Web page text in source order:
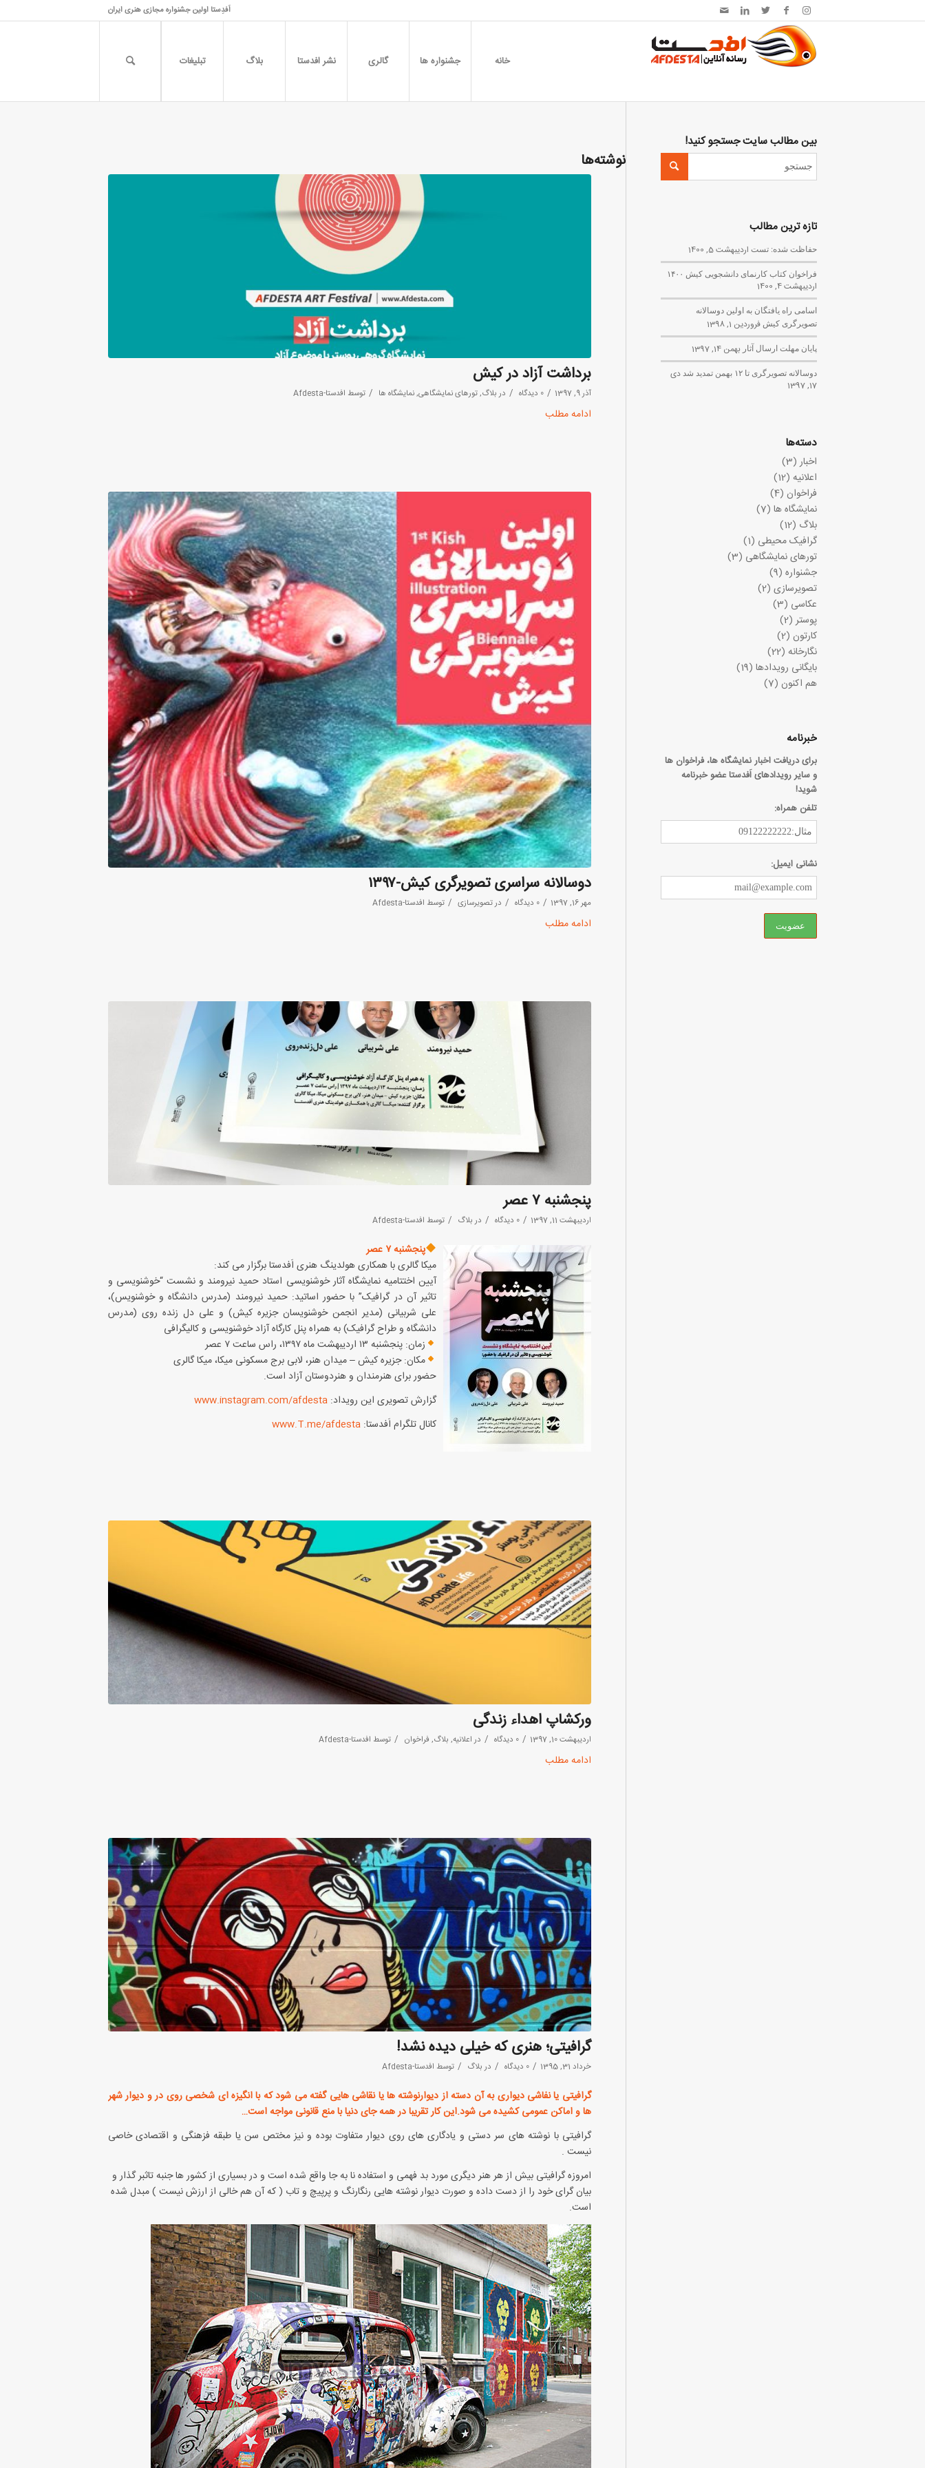
اَفدِستا اولین جشنواره مجازی هنری ایران
خانه جشنواره ها گالری نشر افدستا بلاگ تبلیغات
نوشته‌ها
برداشت آزاد در کیش
آذر 9, 1397 / 0 دیدگاه / در بلاگ,تورهای نمایشگاهی,نمایشگاه ها / توسط افدستا-Afdesta
ادامه مطلب
دوسالانه سراسری تصویرگری کیش-۱۳۹۷
مهر 16, 1397 / 0 دیدگاه / درتصویرسازی / توسط افدستا-Afdesta
ادامه مطلب
پنجشنبه ۷ عصر
اردیبهشت 11, 1397 / 0 دیدگاه / دربلاگ / توسط افدستا-Afdesta
پنجشنبه ۷ عصر
میکا گالری با همکاری هولدینگ هنری اَفدستا برگزار می کند:
آیین اختتامیه نمایشگاه آثار خوشنویسی استاد حمید نیرومند و نشست “خوشنویسی و
تاثیر آن در گرافیک” با حضور اساتید: حمید نیرومند (مدرس دانشگاه و خوشنویس)،
علی شربیانی (مدیر انجمن خوشنویسان جزیره کیش) و علی دل زنده روی (مدرس
دانشگاه و طراح گرافیک) به همراه پنل کارگاه آزاد خوشنویسی و کالیگرافی
زمان: پنجشنبه ۱۳ اردیبهشت ماه ۱۳۹۷، راس ساعت ۷ عصر
مکان: جزیره کیش – میدان هنر، لابی برج مسکونی میکا، میکا گالری
حضور برای هنرمندان و هنردوستان آزاد است.
گزارش تصویری این رویداد:www.instagram.com/afdesta
کانال تلگرام اَفدستا:www.T.me/afdesta
ورکشاپ اهداء زندگی
اردیبهشت 10, 1397 / 0 دیدگاه / در اعلانیه, بلاگ, فراخوان / توسط افدستا-Afdesta
ادامه مطلب
گرافیتی؛ هنری که خیلی دیده نشد!
خرداد 31, 1395 / 0 دیدگاه / دربلاگ / توسط افدستا-Afdesta
گرافیتی یا نفاشی دیواری به آن دسته از دیوارنوشته ها یا نقاشی هایی گفته می شود که با انگیزه ای شخصی روی در و دیوار شهر
ها و اماکن عمومی کشیده می شود.این کار تقریبا در همه جای دنیا با منع قانونی مواجه است…
گرافیتی با نوشته های سر دستی و یادگاری های روی دیوار متفاوت بوده و نیز مختص سن یا طبقه فزهنگی و اقتصادی خاصی
نیست .
امروزه گرافیتی بیش از هر هنر دیگری مورد بد فهمی و استفاده نا به جا واقع شده است و در بسیاری از کشور ها جنبه تاثبر گذار و
بیان گرای خود را از دست داده و صورت دیوار نوشته هایی رنگارنگ و پرپیچ و تاب ( که آن هم خالی از ارزش نیست ) مبدل شده
است.
بین مطالب سایت جستجو کنید!
تازه ترین مطالب
حفاظت شده: تست اردیبهشت 5, 1400
فراخوان کتاب کارنمای دانشجویی کیش ۱۴۰۰
اردیبهشت 4, 1400
اسامی راه یافتگان به اولین دوسالانه
تصویرگری کیش فروردین 1, 1398
پایان مهلت ارسال آثار بهمن 14, 1397
دوسالانه تصویرگری تا ۱۲ بهمن تمدید شد
دی
17, 1397
دسته‌ها
اخبار(3)
اعلانیه (12)
فراخوان (4)
نمایشگاه ها (7)
بلاگ (12)
گرافیک محیطی (1)
تورهای نمایشگاهی (3)
جشنواره (9)
تصویرسازی (2)
عکاسی (3)
پوستر(2)
کارتون (2)
نگارخانه (22)
بایگانی رویدادها (19)
هم اکنون (7)
خبرنامه
برای دریافت اخبار نمایشگاه ها، فراخوان ها
و سایر رویدادهای اَفدستا عضو خبرنامه
شوید!
تلفن همراه:
نشانی ایمیل: